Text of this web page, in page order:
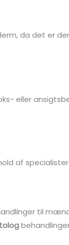
da det er
eller
af
til